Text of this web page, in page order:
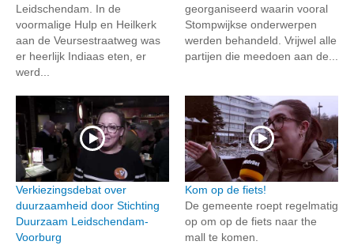
Leidschendam. In de
voormalige Hulp en Heilkerk
aan de Veursestraatweg was
er heerlijk Indiaas eten, er
werd...
georganiseerd waarin vooral
Stompwijkse onderwerpen
werden behandeld. Vrijwel alle
partijen die meedoen aan de...
Verkiezingsdebat over
duurzaamheid door Stichting
Duurzaam Leidschendam-
Voorburg
Kom op de fiets!
De gemeente roept regelmatig
op om op de fiets naar the
mall te komen.